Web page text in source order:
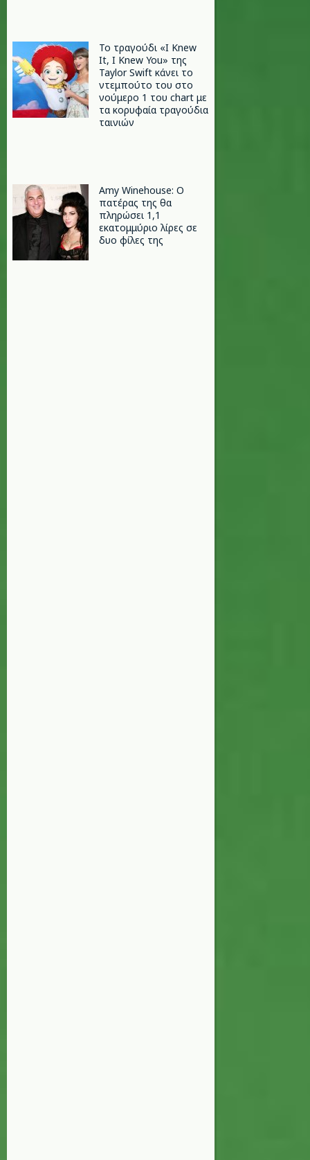
Το τραγούδι «I Knew
It, I Knew You» της
Taylor Swift κάνει το
ντεμπούτο του στο
νούμερο 1 του chart με
τα κορυφαία τραγούδια
ταινιών
Amy Winehouse: Ο
πατέρας της θα
πληρώσει 1,1
εκατομμύριο λίρες σε
δυο φίλες της